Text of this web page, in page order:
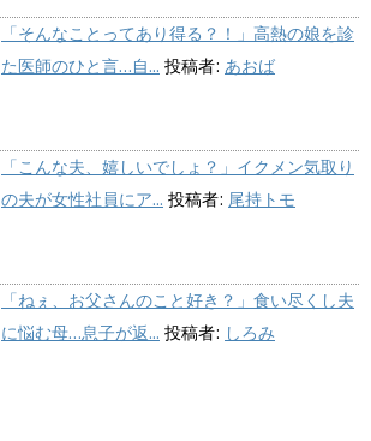
「そんなことってあり得る？！」高熱の娘を診
た医師のひと言…自... 投稿者: あおば
「こんな夫、嬉しいでしょ？」イクメン気取り
の夫が女性社員にア... 投稿者: 尾持トモ
「ねぇ、お父さんのこと好き？」食い尽くし夫
に悩む母…息子が返... 投稿者: しろみ